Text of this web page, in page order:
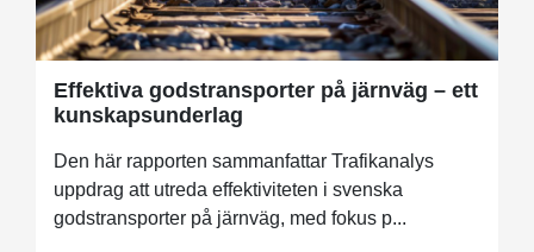
Effektiva godstransporter på järnväg – ett
kunskapsunderlag
Den här rapporten sammanfattar Trafikanalys
uppdrag att utreda effektiviteten i svenska
godstransporter på järnväg, med fokus p...